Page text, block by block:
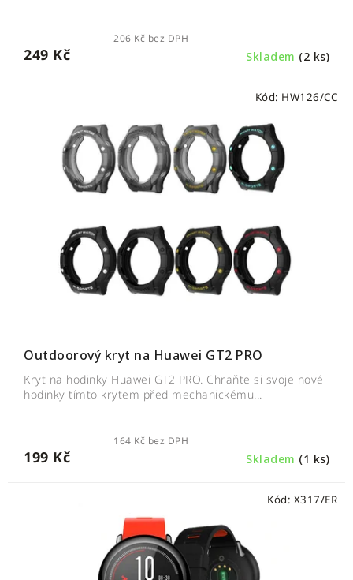
Skladem (2 ks)
206 Kč bez DPH
249 Kč
Outdoorový kryt na Huawei GT2 PRO
Skladem (1 ks)
164 Kč bez DPH
199 Kč
Kryt na hodinky Huawei GT2 PRO. Chraňte si svoje nové
hodinky tímto krytem před mechanickému...
Kód: HW126/CC
Kód: X317/ER